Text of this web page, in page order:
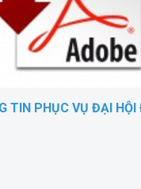
TIN PHỤC VỤ ĐẠI HỘI